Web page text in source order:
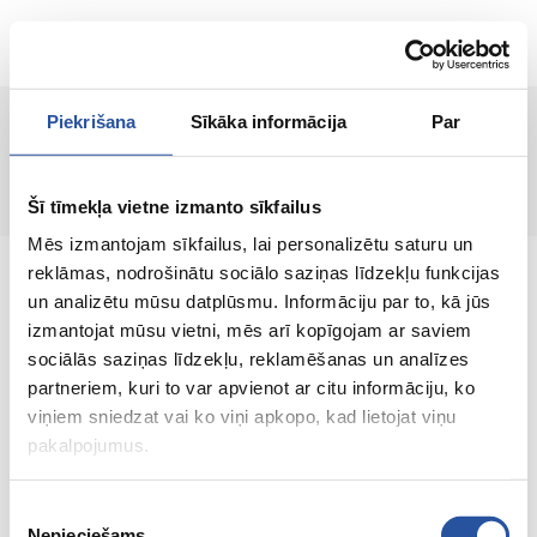
Piekrišana Sīkāka informācija Par
Šī tīmekļa vietne izmanto sīkfailus
Mēs izmantojam sīkfailus, lai personalizētu saturu un
reklāmas, nodrošinātu sociālo saziņas līdzekļu funkcijas
un analizētu mūsu datplūsmu. Informāciju par to, kā jūs
izmantojat mūsu vietni, mēs arī kopīgojam ar saviem
sociālās saziņas līdzekļu, reklamēšanas un analīzes
partneriem, kuri to var apvienot ar citu informāciju, ko
viņiem sniedzat vai ko viņi apkopo, kad lietojat viņu
pakalpojumus.
LV
Lapa nav atrasta!
Interneta veikals ar izdevīgām cenām un
kvalitatīvām precēm, kur klienta apmierinātība
ir mūsu galvenā vērtība.
Viss Tavai mājai un dārzam!